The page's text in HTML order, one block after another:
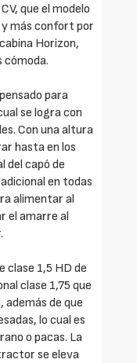
que el modelo
más confort por
Horizon,
cómoda.
para
se logra con
Con una altura
hasta en los
del capó de
en todas
alimentar al
el amarre al
clase 1,5 HD de
clase 1,75 que
además de que
lo cual es
o pacas. La
se eleva